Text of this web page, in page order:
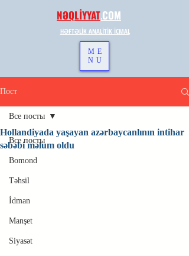
NƏQLİYYAT.COM
HƏFTƏLİK ANALİTİK İCMAL
ME
NU
Пост
Все посты
Bomond
Təhsil
İdman
Manşet
Siyasət
Все посты
Hollandiyada yaşayan azərbaycanlının intihar
səbəbi məlum oldu